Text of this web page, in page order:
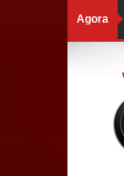
Agora